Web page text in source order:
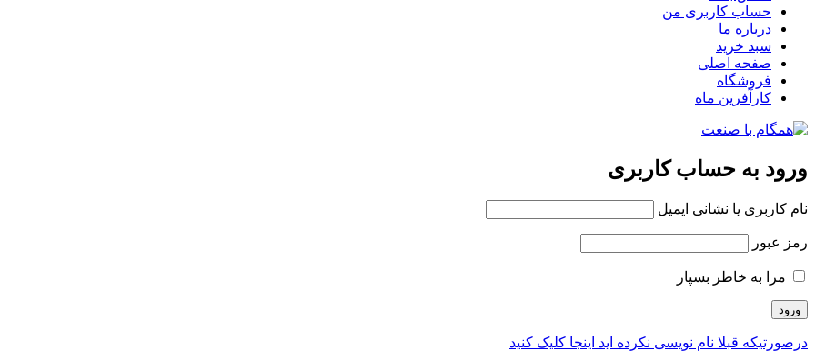
حساب کاربری من
درباره ما
سبد خرید
صفحه اصلی
فروشگاه
کارآفرین ماه
ورود به حساب کاربری
نام کاربری یا نشانی ایمیل
رمز عبور
مرا به خاطر بسپار
درصورتیکه قبلا نام نویسی نکرده اید اینجا کلیک کنید